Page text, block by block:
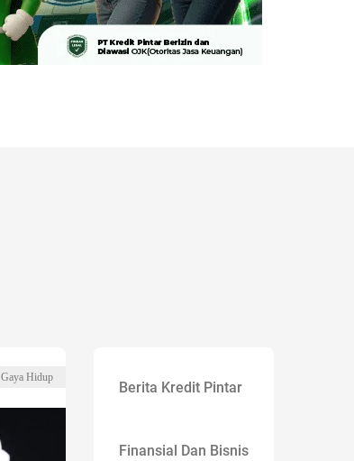
Gaya Hidup
Berita Kredit Pintar
Finansial Dan Bisnis